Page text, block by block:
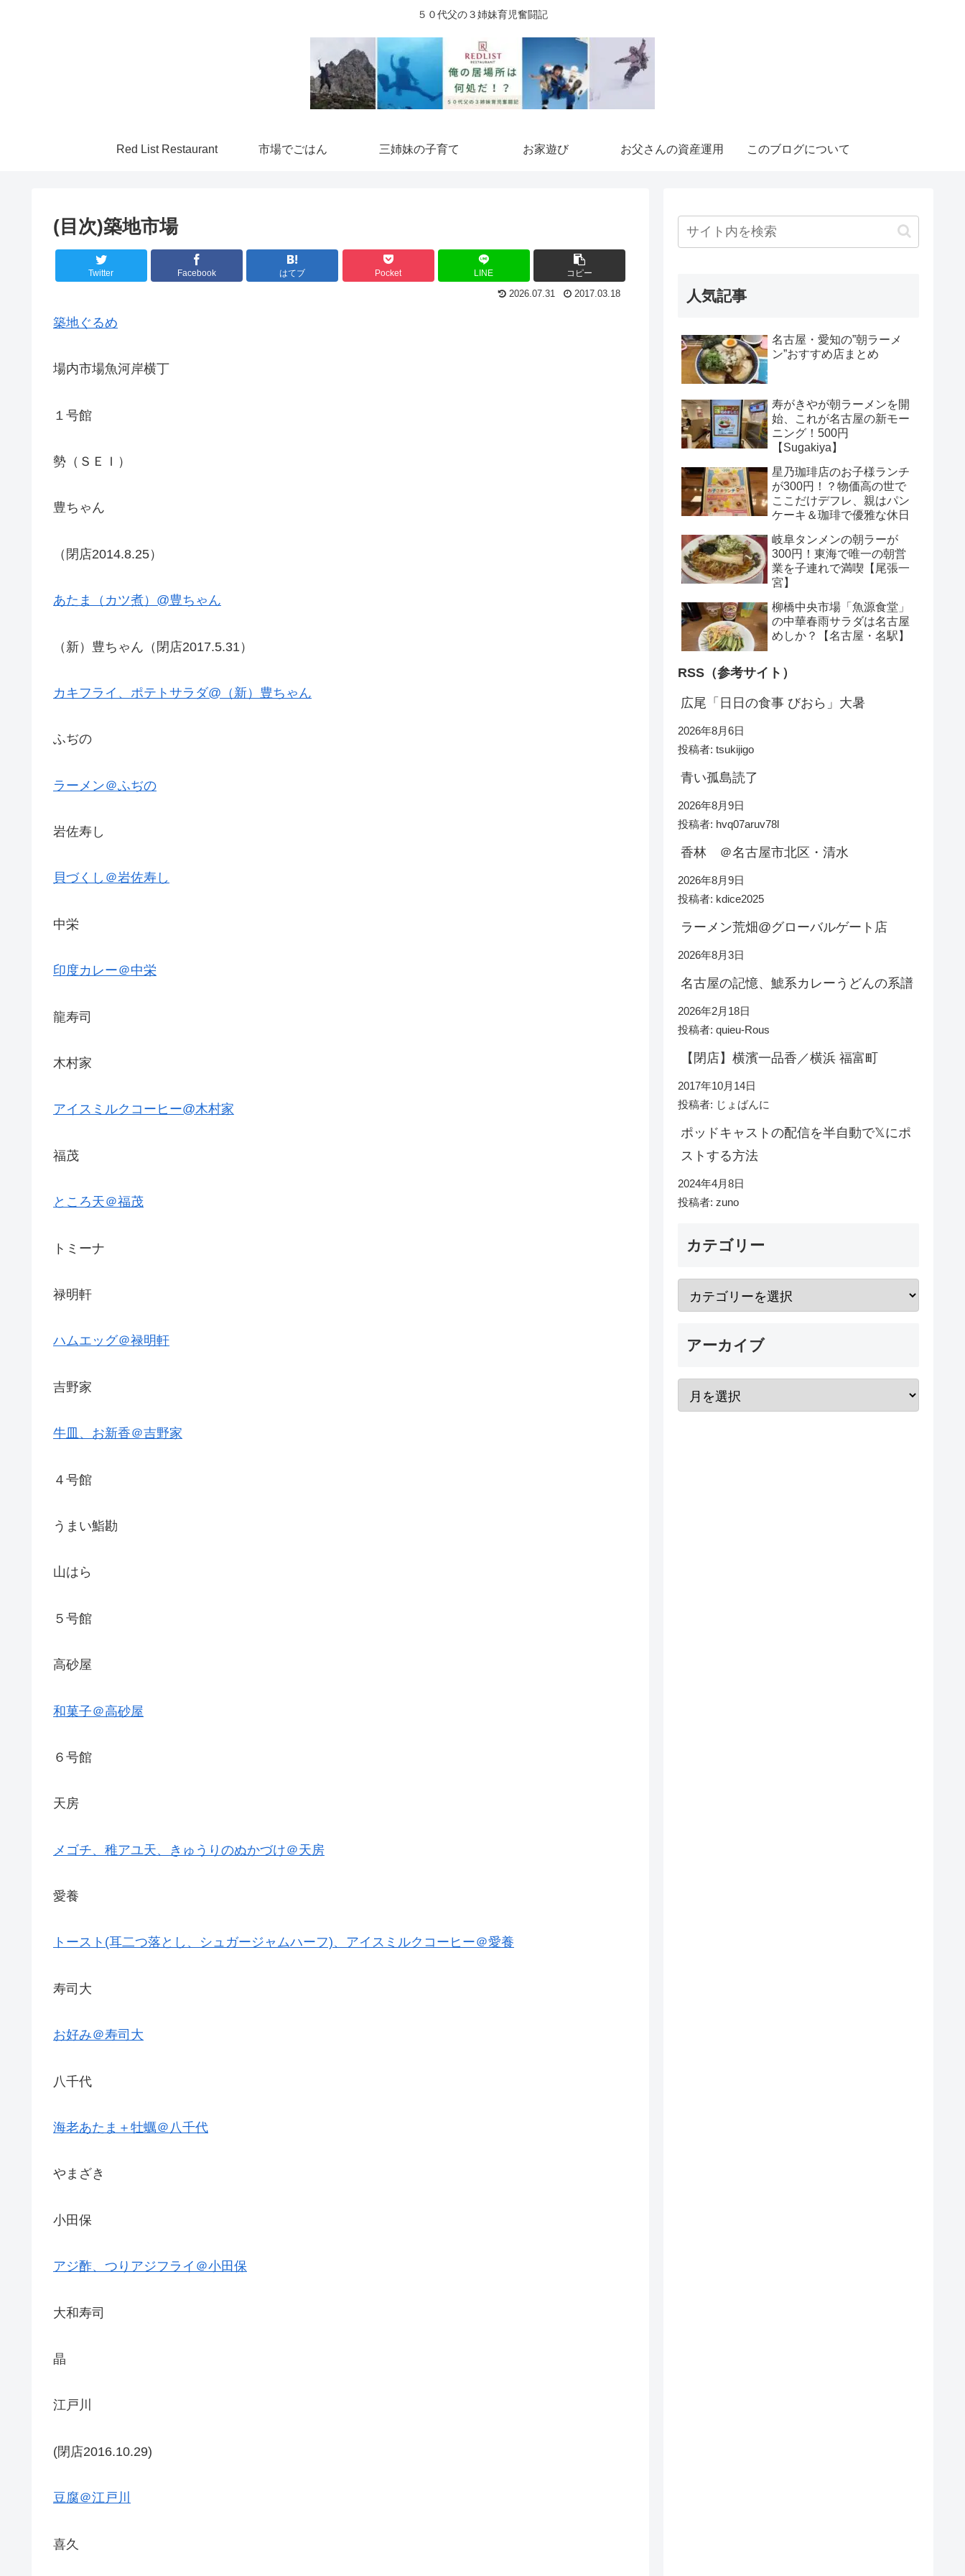
５０代父の３姉妹育児奮闘記
Red List Restaurant 市場でごはん 三姉妹の子育て お家遊び お父さんの資産運用 このブログについて
(目次)築地市場
Twitter Facebook はてブ Pocket LINE コピー
2026.07.31 2017.03.18
築地ぐるめ
場内市場魚河岸横丁
１号館
勢（ＳＥＩ）
豊ちゃん
（閉店2014.8.25）
あたま（カツ煮）@豊ちゃん
（新）豊ちゃん（閉店2017.5.31）
カキフライ、ポテトサラダ@（新）豊ちゃん
ふぢの
ラーメン＠ふぢの
岩佐寿し
貝づくし＠岩佐寿し
中栄
印度カレー＠中栄
龍寿司
木村家
アイスミルクコーヒー@木村家
福茂
ところ天＠福茂
トミーナ
禄明軒
ハムエッグ＠禄明軒
吉野家
牛皿、お新香＠吉野家
４号館
うまい鮨勘
山はら
５号館
高砂屋
和菓子＠高砂屋
６号館
天房
メゴチ、稚アユ天、きゅうりのぬかづけ＠天房
愛養
トースト(耳二つ落とし、シュガージャムハーフ)、アイスミルクコーヒー＠愛養
寿司大
お好み＠寿司大
八千代
海老あたま＋牡蠣＠八千代
やまざき
小田保
アジ酢、つりアジフライ＠小田保
大和寿司
晶
江戸川
(閉店2016.10.29)
豆腐＠江戸川
喜久
人気記事
名古屋・愛知の”朝ラーメ
ン”おすすめ店まとめ
寿がきやが朝ラーメンを開
始、これが名古屋の新モー
ニング！500円
【Sugakiya】
星乃珈琲店のお子様ランチ
が300円！？物価高の世で
ここだけデフレ、親はパン
ケーキ＆珈琲で優雅な休日
岐阜タンメンの朝ラーが
300円！東海で唯一の朝営
業を子連れで満喫【尾張一
宮】
柳橋中央市場「魚源食堂」
の中華春雨サラダは名古屋
めしか？【名古屋・名駅】
RSS（参考サイト）
広尾「日日の食事 びおら」大暑
2026年8月6日
投稿者: tsukijigo
青い孤島読了
2026年8月9日
投稿者: hvq07aruv78l
香林 ＠名古屋市北区・清水
2026年8月9日
投稿者: kdice2025
ラーメン荒畑@グローバルゲート店
2026年8月3日
名古屋の記憶、鯱系カレーうどんの系譜
2026年2月18日
投稿者: quieu-Rous
【閉店】横濱一品香／横浜 福富町
2017年10月14日
投稿者: じょばんに
ポッドキャストの配信を半自動で𝕏にポ
ストする方法
2024年4月8日
投稿者: zuno
カテゴリー
アーカイブ